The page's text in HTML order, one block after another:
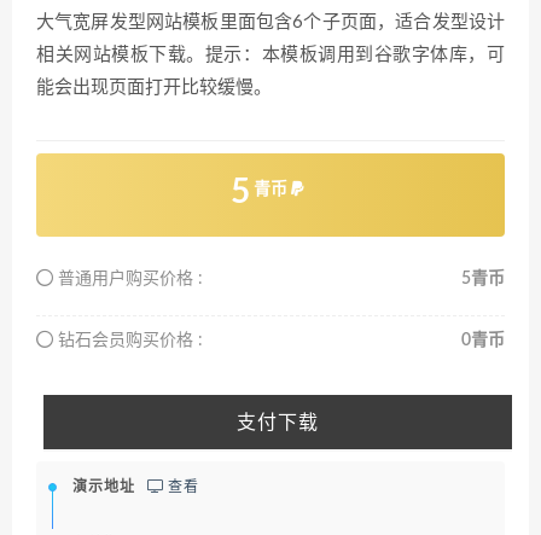
大气宽屏发型网站模板里面包含6个子页面，适合发型设计
相关网站模板下载。提示：本模板调用到谷歌字体库，可
能会出现页面打开比较缓慢。
5 青币
普通用户购买价格 : 5青币
钻石会员购买价格 : 0青币
支付下载
演示地址 查看